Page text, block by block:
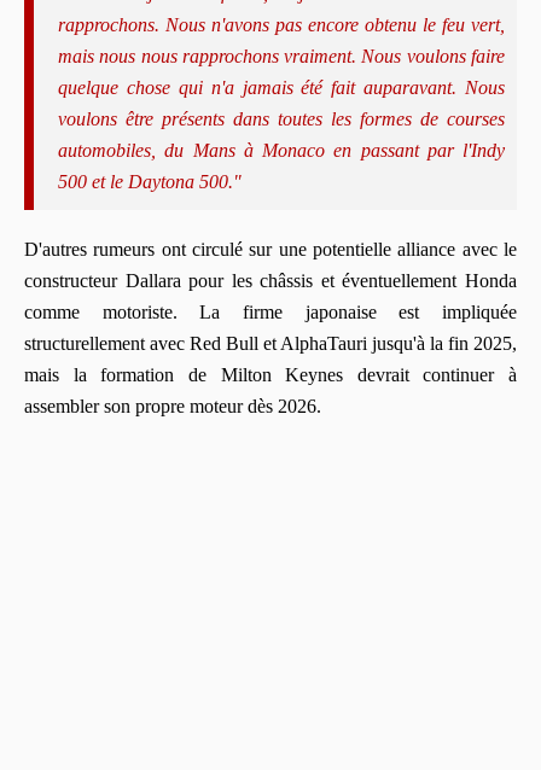
rapprochons. Nous n'avons pas encore obtenu le feu vert,
mais nous nous rapprochons vraiment. Nous voulons faire
quelque chose qui n'a jamais été fait auparavant. Nous
voulons être présents dans toutes les formes de courses
automobiles, du Mans à Monaco en passant par l'Indy
500 et le Daytona 500."
D'autres rumeurs ont circulé sur une potentielle alliance avec le
constructeur Dallara pour les châssis et éventuellement Honda
comme motoriste. La firme japonaise est impliquée
structurellement avec Red Bull et AlphaTauri jusqu'à la fin 2025,
mais la formation de Milton Keynes devrait continuer à
assembler son propre moteur dès 2026.